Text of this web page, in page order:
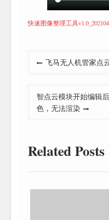
快速图像整理工具
航
飞马无人机管家点
智点云模块开始编辑
色，无法渲染
Related Posts